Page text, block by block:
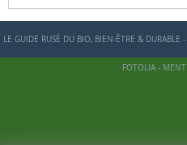
LE GUIDE RUSÉ DU BIO, BIEN-ÊTRE & DURABLE
FOTOLIA -